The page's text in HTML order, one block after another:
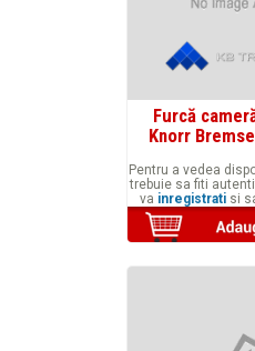
Furcă
Knorr
Pentru a vedea
trebuie sa fiti
va inregistrati si